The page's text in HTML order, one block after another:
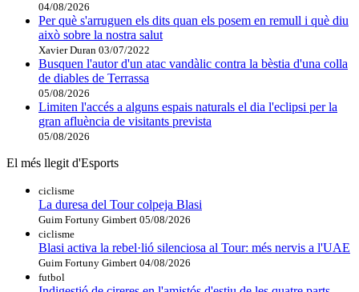
04/08/2026
Per què s'arruguen els dits quan els posem en remull i què diu
això sobre la nostra salut
Xavier Duran 03/07/2022
Busquen l'autor d'un atac vandàlic contra la bèstia d'una colla
de diables de Terrassa
05/08/2026
Limiten l'accés a alguns espais naturals el dia l'eclipsi per la
gran afluència de visitants prevista
05/08/2026
El més llegit d'Esports
ciclisme
La duresa del Tour colpeja Blasi
Guim Fortuny Gimbert 05/08/2026
ciclisme
Blasi activa la rebel·lió silenciosa al Tour: més nervis a l'UAE
Guim Fortuny Gimbert 04/08/2026
futbol